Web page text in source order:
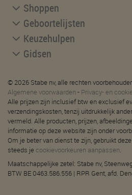
Shoppen
Geboortelijsten
Keuzehulpen
Gidsen
© 2026 Stabe nv, alle rechten
Algemene voorwaarden - Privacy- en
Alle prijzen zijn inclusief btw en exclusief
verzendingskosten, tenzij uitdrukkelijk
vermeld. Alle producten, prijzen,
informatie op deze website zijn onder
Om je beter van dienst te zijn, gebruikt
steeds je cookievoorkeuren aanpassen.
Maatschappelijke zetel: Stabe nv,
BTW BE 0463.586.556 | RPR Gent, afd.